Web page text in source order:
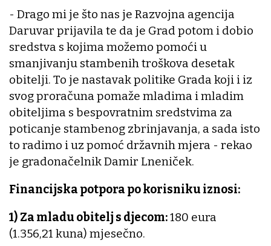
- Drago mi je što nas je Razvojna agencija
Daruvar prijavila te da je Grad potom i dobio
sredstva s kojima možemo pomoći u
smanjivanju stambenih troškova desetak
obitelji. To je nastavak politike Grada koji i iz
svog proračuna pomaže mladima i mladim
obiteljima s bespovratnim sredstvima za
poticanje stambenog zbrinjavanja, a sada isto
to radimo i uz pomoć državnih mjera - rekao
je gradonačelnik Damir Lneniček.
Financijska potpora po korisniku iznosi:
1) Za mladu obitelj s djecom:180 eura
(1.356,21 kuna) mjesečno.